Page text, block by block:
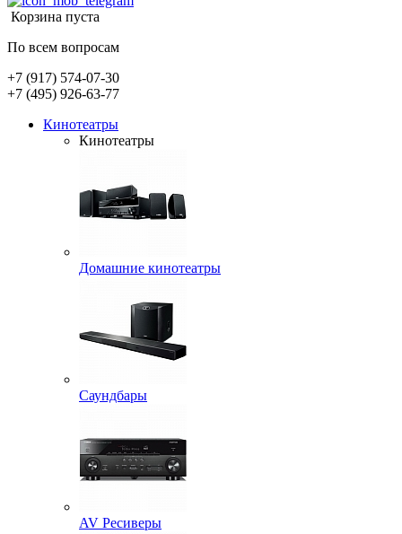
Корзина пуста
По всем вопросам
+7 (917) 574-07-30
+7 (495) 926-63-77
Кинотеатры
Кинотеатры
Домашние кинотеатры
Саундбары
AV Ресиверы